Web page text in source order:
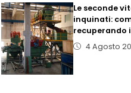
Le seconde
inquinati:
recuperando
4 Agosto